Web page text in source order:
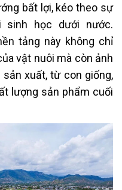
bất lợi, kéo theo sự
sinh học dưới nước.
tảng này không chỉ
vật nuôi mà còn ảnh
xuất, từ con giống,
lượng sản phẩm cuối